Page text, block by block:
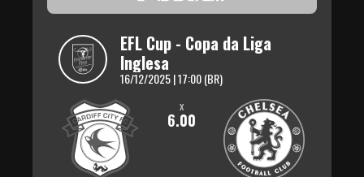
EFL Cup - Copa da Liga
Inglesa
16/12/2025 | 17:00 (BR)
x
6.00